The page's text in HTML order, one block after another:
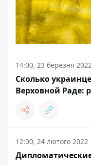
14:00, 23 березня
Сколько
Верховной Раде:
12:00, 24 лютого 2022